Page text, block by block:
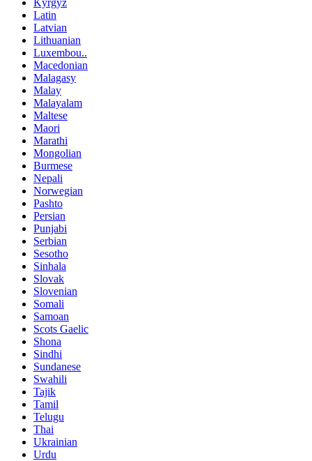
Kyrgyz
Latin
Latvian
Lithuanian
Luxembou..
Macedonian
Malagasy
Malay
Malayalam
Maltese
Maori
Marathi
Mongolian
Burmese
Nepali
Norwegian
Pashto
Persian
Punjabi
Serbian
Sesotho
Sinhala
Slovak
Slovenian
Somali
Samoan
Scots Gaelic
Shona
Sindhi
Sundanese
Swahili
Tajik
Tamil
Telugu
Thai
Ukrainian
Urdu